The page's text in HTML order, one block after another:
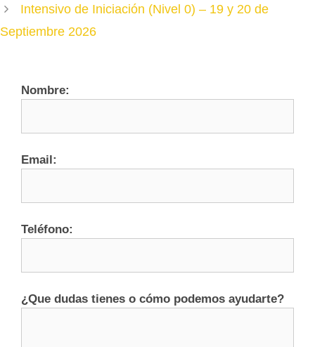
Intensivo de Iniciación (Nivel 0) – 19 y 20 de
Septiembre 2026
Nombre:
Email:
Teléfono:
¿Que dudas tienes o cómo podemos ayudarte?